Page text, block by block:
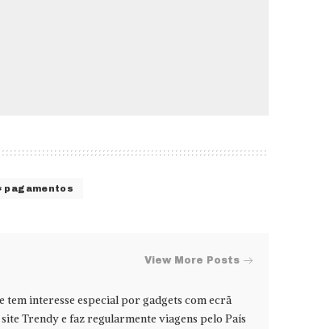
pagamentos
View More Posts
tem interesse especial por gadgets com ecrã
Trendy e faz regularmente viagens pelo País